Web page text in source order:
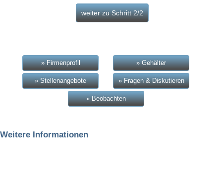
» Firmenprofil » Gehälter
» Stellenangebote » Fragen & Diskutieren
» Beobachten
Weitere Informationen